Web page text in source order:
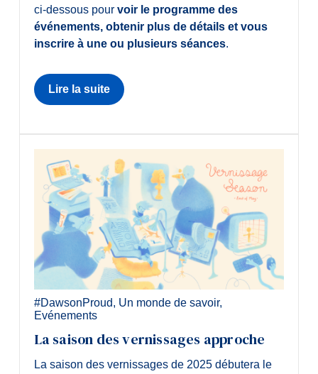
ci-dessous pour voir le programme des
événements, obtenir plus de détails et vous
inscrire à une ou plusieurs séances.
Lire la suite
#DawsonProud, Un monde de savoir,
Evénements
La saison des vernissages approche
La saison des vernissages de 2025 débutera le